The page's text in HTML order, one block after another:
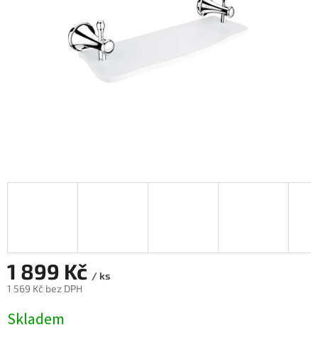
1 899 Kč / ks
1 569 Kč bez DPH
cena:
Skladem